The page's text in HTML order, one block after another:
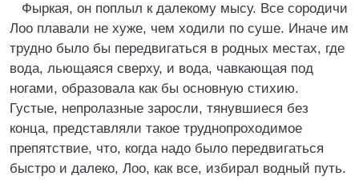
Фыркая, он поплыл к далекому мысу. Все сородичи
Лоо плавали не хуже, чем ходили по суше. Иначе им
трудно было бы передвигаться в родных местах, где
вода, льющаяся сверху, и вода, чавкающая под
ногами, образовала как бы основную стихию.
Густые, непролазные заросли, тянувшиеся без
конца, представляли такое труднопроходимое
препятствие, что, когда надо было передвигаться
быстро и далеко, Лоо, как все, избирал водный путь.